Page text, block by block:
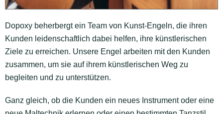
Dopoxy beherbergt ein Team von Kunst-Engeln, die ihren
Kunden leidenschaftlich dabei helfen, ihre künstlerischen
Ziele zu erreichen. Unsere Engel arbeiten mit den Kunden
zusammen, um sie auf ihrem künstlerischen Weg zu
begleiten und zu unterstützen.
Ganz gleich, ob die Kunden ein neues Instrument oder eine